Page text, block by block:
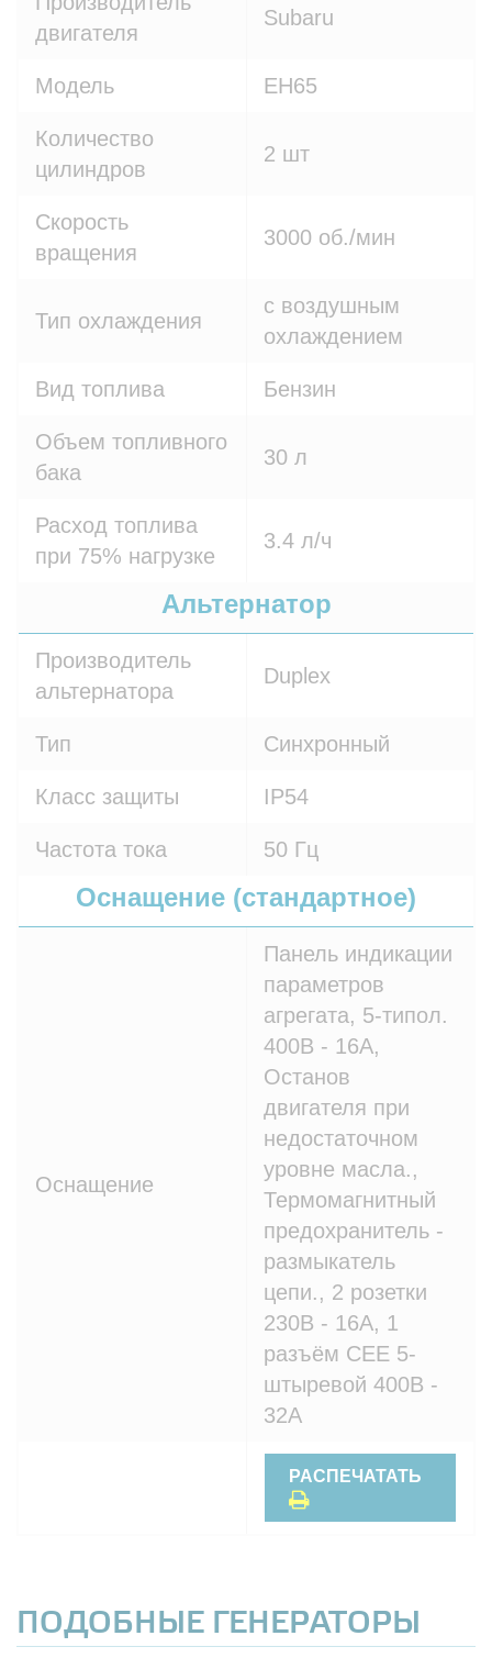
двигателя
Subaru
Модель EH65
Количество
цилиндров
2 шт
Скорость
вращения
3000 об./мин
Тип охлаждения
с воздушным
охлаждением
Вид топлива Бензин
Объем топливного
бака
30 л
Расход топлива
при 75% нагрузке
3.4 л/ч
Альтернатор
Производитель
альтернатора
Duplex
Тип Синхронный
Класс защиты IP54
Частота тока 50 Гц
Оснащение (стандартное)
Оснащение
Панель индикации
параметров
агрегата, 5-типол.
400В - 16A,
Останов
двигателя при
недостаточном
уровне масла.,
Термомагнитный
предохранитель -
размыкатель
цепи., 2 розетки
230В - 16A, 1
разъём CEE 5-
штыревой 400В -
32A
РАСПЕЧАТАТЬ
ПОДОБНЫЕ ГЕНЕРАТОРЫ